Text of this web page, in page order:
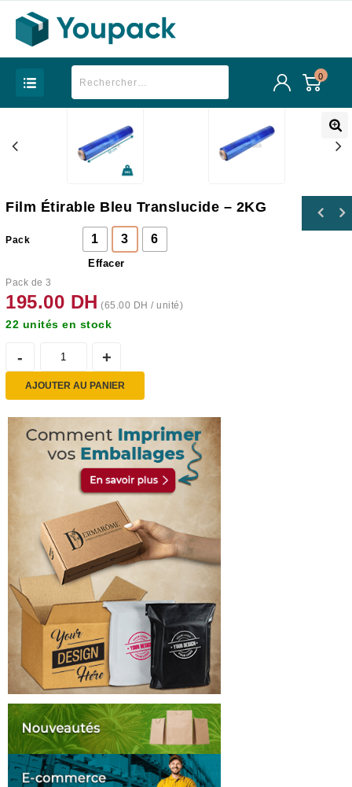
0
Film Étirable Bleu Translucide – 2KG
Pack 1 3 6
Effacer
Pack de 3
195.00 DH (65.00 DH / unité)
22 unités en stock
AJOUTER AU PANIER